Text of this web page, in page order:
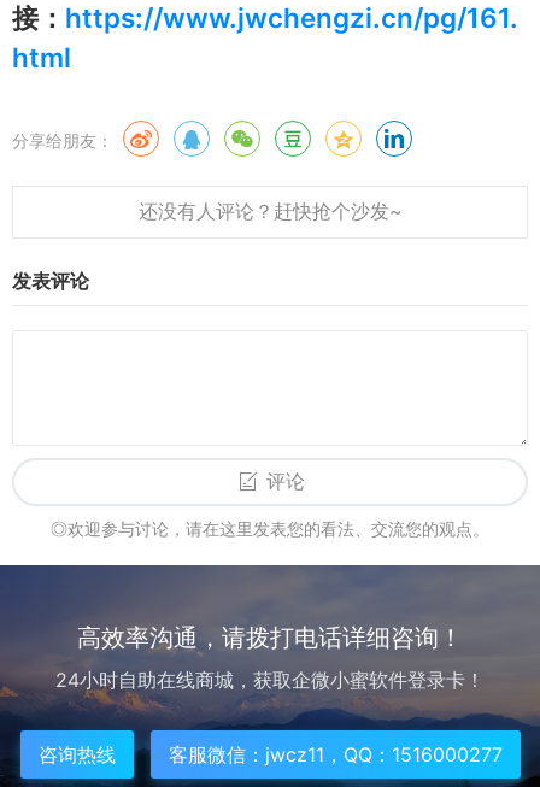
接： https://www.jwchengzi.cn/pg/161.
html
分享给朋友：
发表评论
评论
◎欢迎参与讨论，请在这里发表您的看法、交流您的观点。
高效率沟通，请拨打电话详细咨询！
24小时自助在线商城，获取企微小蜜软件登录卡！
咨询热线 客服微信：jwcz11，QQ：1516000277